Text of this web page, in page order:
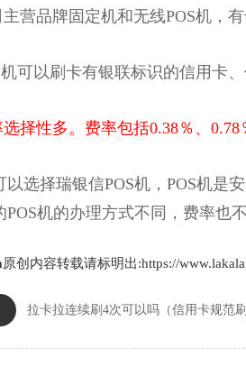
品牌固定机和无线POS机，有
以刷卡有银联标识的信用卡、
择性多。费率包括0.38％、0.78
择瑞银信POS机，POS机是安
POS机的办理方式不同，费率也
原创内容转载请标明出:https://
拉卡拉连续刷4次可以吗（信用卡规范刷